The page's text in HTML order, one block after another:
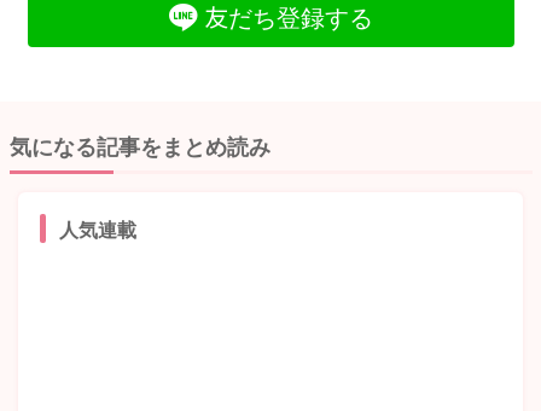
友だち登録する
気になる記事をまとめ読み
人気連載